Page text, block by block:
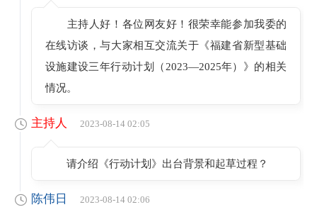
主持人好！各位网友好！很荣幸能参加我委的
在线访谈，与大家相互交流关于《福建省新型基础
设施建设三年行动计划（2023—2025年）》的相关
情况。
主持人 2023-08-14 02:05
请介绍《行动计划》出台背景和起草过程？
陈伟日 2023-08-14 02:06